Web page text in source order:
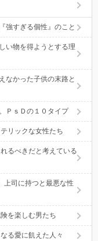
強すぎる個性』のこと
い物を得ようとする理
なかった子供の末路と
ＰｓＤの１０タイプ
リックな女性たち
るべきだと考えている
上司に持つと最悪な性
を楽しむ男たち
る愛に飢えた人々